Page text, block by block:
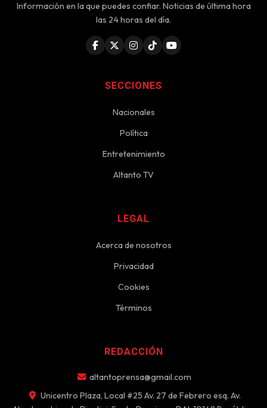
Información en la que puedes confiar. Noticias de última hora
las 24 horas del día.
SECCIONES
Nacionales
Política
Entretenimiento
Altanto TV
LEGAL
Acerca de nosotros
Privacidad
Cookies
Términos
REDACCIÓN
altantoprensa@gmail.com
Unicentro Plaza, Local #25 Av. 27 de Febrero esq. Av.